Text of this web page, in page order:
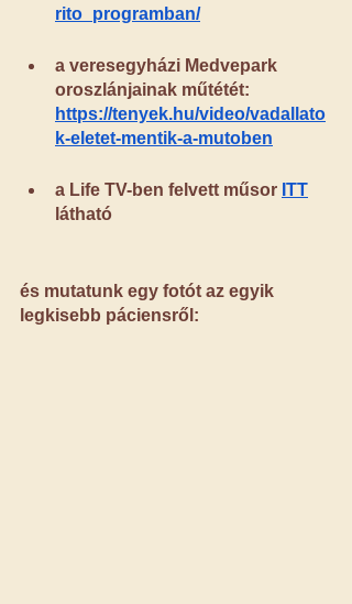
rito_programban/
a veresegyházi Medvepark
oroszlánjainak műtétét:
https://tenyek.hu/video/vadallato
k-eletet-mentik-a-mutoben
a Life TV-ben felvett műsor ITT
látható
és mutatunk egy fotót az egyik
legkisebb páciensről: